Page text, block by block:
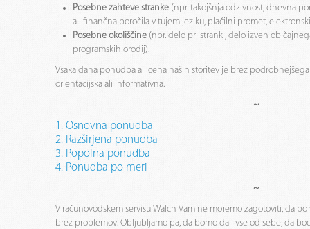
Posebne zahteve stranke (npr. takojšnja odzivnost, dnevna
ali finančna poročila v tujem jeziku, plačilni promet,
Posebne okoliščine (npr. delo pri stranki, delo izven
programskih orodij).
Vsaka dana ponudba ali cena naših storitev je brez
orientacijska ali informativna.
~
1. Osnovna ponudba
2. Razširjena ponudba
3. Popolna ponudba
4. Ponudba po meri
~
V računovodskem servisu Walch Vam ne moremo zagotoviti, da
brez problemov. Obljubljamo pa, da bomo dali vse od sebe, da